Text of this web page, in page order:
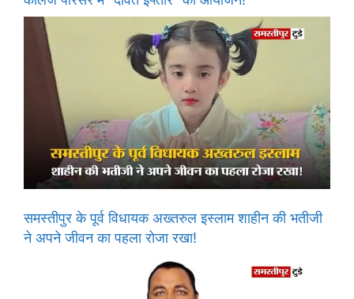
समस्तीपुर के पूर्व विधायक अख्तरुल इस्लाम शाहीन की भतीजी
ने अपने जीवन का पहला रोजा रखा!